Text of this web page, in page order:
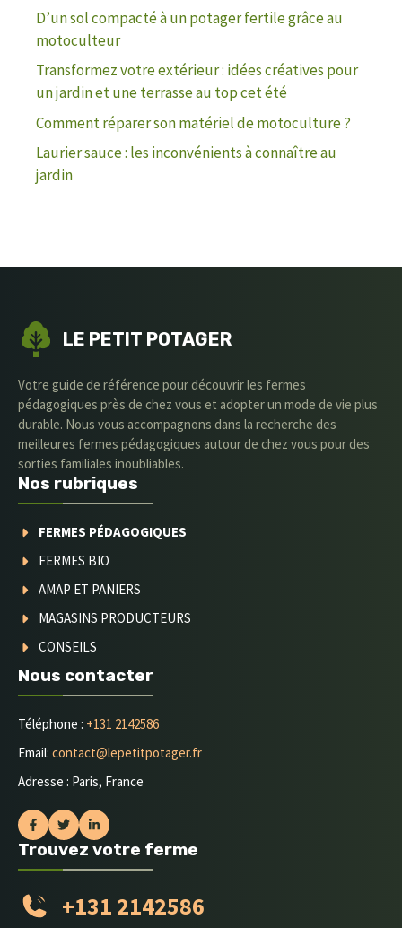
D’un sol compacté à un potager fertile grâce au
motoculteur
Transformez votre extérieur : idées créatives pour
un jardin et une terrasse au top cet été
Comment réparer son matériel de motoculture ?
Laurier sauce : les inconvénients à connaître au
jardin
LE PETIT POTAGER
Votre guide de référence pour découvrir les fermes
pédagogiques près de chez vous et adopter un mode de vie plus
durable. Nous vous accompagnons dans la recherche des
meilleures fermes pédagogiques autour de chez vous pour des
sorties familiales inoubliables.
Nos rubriques
FERMES PÉDAGOGIQUES
FERMES BIO
AMAP ET PANIERS
MAGASINS PRODUCTEURS
CONSEILS
Nous contacter
Téléphone : +131 2142586
Email: contact@lepetitpotager.fr
Adresse : Paris, France
Trouvez votre ferme
+131 2142586